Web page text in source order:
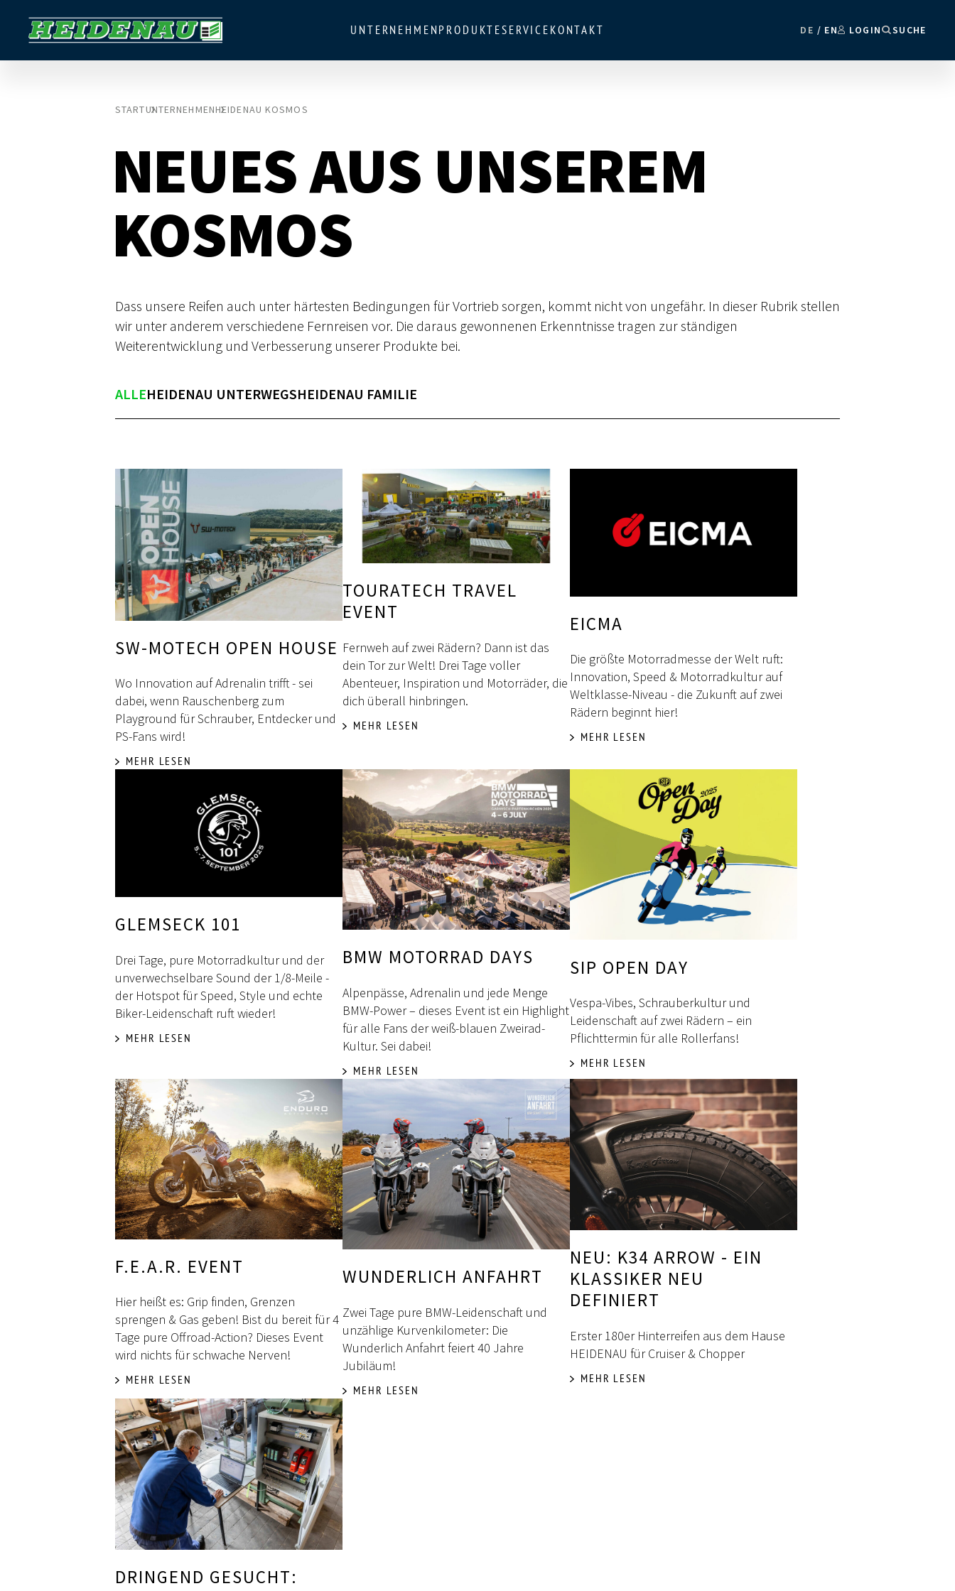
UNTERNEHMENPRODUKTESERVICEKONTAKT DE EN LOGIN SUCHE
STARTUNTERNEHMENHEIDENAU KOSMOS
NEUES AUS UNSEREM
KOSMOS
Dass unsere Reifen auch unter härtesten Bedingungen für Vortrieb sorgen, kommt nicht von ungefähr. In dieser Rubrik stellen
wir unter anderem verschiedene Fernreisen vor. Die daraus gewonnenen Erkenntnisse tragen zur ständigen
Weiterentwicklung und Verbesserung unserer Produkte bei.
ALLEHEIDENAU UNTERWEGSHEIDENAU FAMILIE
SW-MOTECH OPEN HOUSE
Wo Innovation auf Adrenalin trifft - sei
dabei, wenn Rauschenberg zum
Playground für Schrauber, Entdecker und
PS-Fans wird!
MEHR LESEN
TOURATECH TRAVEL
EVENT
Fernweh auf zwei Rädern? Dann ist das
dein Tor zur Welt! Drei Tage voller
Abenteuer, Inspiration und Motorräder, die
dich überall hinbringen.
MEHR LESEN
EICMA
Die größte Motorradmesse der Welt ruft:
Innovation, Speed & Motorradkultur auf
Weltklasse-Niveau - die Zukunft auf zwei
Rädern beginnt hier!
MEHR LESEN
GLEMSECK 101
Drei Tage, pure Motorradkultur und der
unverwechselbare Sound der 1/8-Meile -
der Hotspot für Speed, Style und echte
Biker-Leidenschaft ruft wieder!
MEHR LESEN
BMW MOTORRAD DAYS
Alpenpässe, Adrenalin und jede Menge
BMW-Power – dieses Event ist ein Highlight
für alle Fans der weiß-blauen Zweirad-
Kultur. Sei dabei!
MEHR LESEN
SIP OPEN DAY
Vespa-Vibes, Schrauberkultur und
Leidenschaft auf zwei Rädern – ein
Pflichttermin für alle Rollerfans!
MEHR LESEN
F.E.A.R. EVENT
Hier heißt es: Grip finden, Grenzen
sprengen & Gas geben! Bist du bereit für 4
Tage pure Offroad-Action? Dieses Event
wird nichts für schwache Nerven!
MEHR LESEN
WUNDERLICH ANFAHRT
Zwei Tage pure BMW-Leidenschaft und
unzählige Kurvenkilometer: Die
Wunderlich Anfahrt feiert 40 Jahre
Jubiläum!
MEHR LESEN
NEU: K34 ARROW - EIN
KLASSIKER NEU
DEFINIERT
Erster 180er Hinterreifen aus dem Hause
HEIDENAU für Cruiser & Chopper
MEHR LESEN
DRINGEND GESUCHT: